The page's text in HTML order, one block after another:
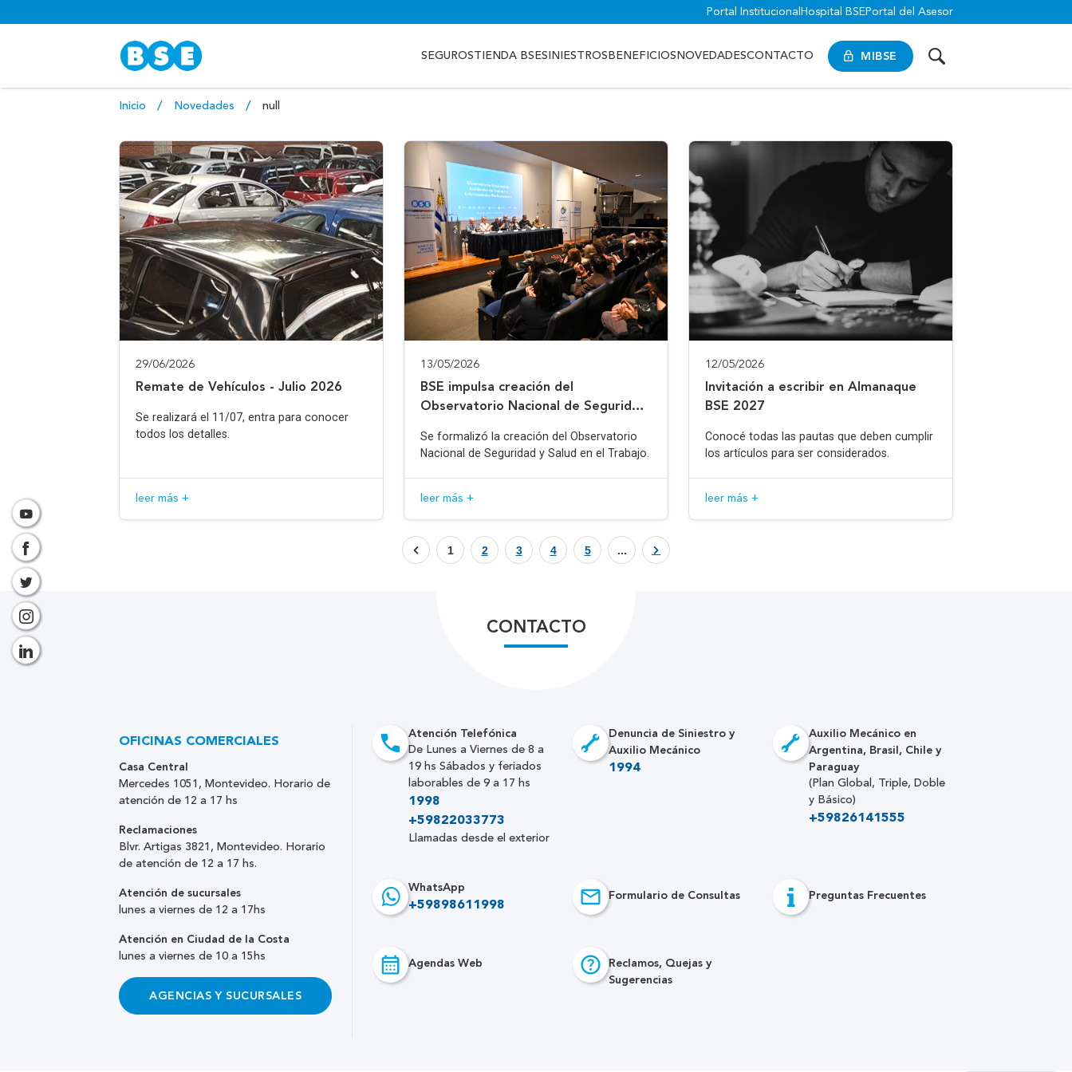
Portal Institucional Hospital BSE Portal del Asesor
MIBSE
SEGUROSTIENDA BSESINIESTROS BENEFICIOS NOVEDADESCONTACTO
Inicio Novedades null
29/06/2026
Remate de Vehículos - Julio 2026
Se realizará el 11/07, entra para conocer
todos los detalles.
leer más +
13/05/2026
BSE impulsa creación del
Observatorio Nacional de Seguridad
Se formalizó la creación del Observatorio
Nacional de Seguridad y Salud en el Trabajo.
leer más +
12/05/2026
Invitación a escribir en Almanaque
BSE 2027
Conocé todas las pautas que deben cumplir
los artículos para ser considerados.
leer más +
1 2 3 4 5 ...
CONTACTO
Atención Telefónica
De Lunes a Viernes de 8 a
19 hs Sábados y feriados
laborables de 9 a 17 hs
1998
+59822033773
Llamadas desde el exterior
Denuncia de Siniestro y
Auxilio Mecánico
1994
Auxilio Mecánico en
Argentina, Brasil, Chile y
Paraguay
(Plan Global, Triple, Doble
y Básico)
+59826141555
WhatsApp
+59898611998
Formulario de Consultas Preguntas Frecuentes
Agendas Web
Reclamos, Quejas y
Sugerencias
OFICINAS COMERCIALES
Casa Central
Mercedes 1051, Montevideo. Horario de
atención de 12 a 17 hs
Reclamaciones
Blvr. Artigas 3821, Montevideo. Horario
de atención de 12 a 17 hs.
Atención de sucursales
lunes a viernes de 12 a 17hs
Atención en Ciudad de la Costa
lunes a viernes de 10 a 15hs
AGENCIAS Y SUCURSALES